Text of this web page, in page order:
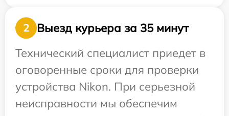
2
Выезд курьера за 35 минут
Технический специалист приедет в
оговоренные сроки для проверки
устройства Nikon. При серьезной
неисправности мы обеспечим